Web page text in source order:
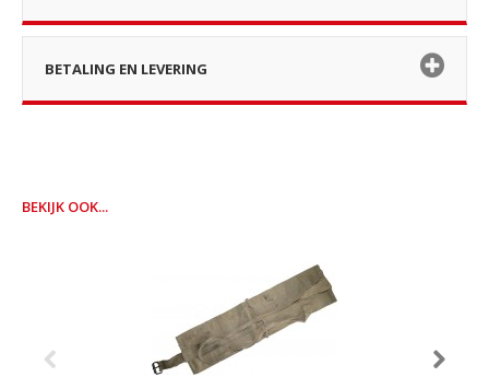
BETALING EN LEVERING
BEKIJK OOK...